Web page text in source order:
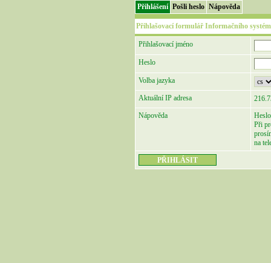
Přihlášení Pošli heslo Nápověda
Přihlašovací formulář Informačního
Přihlašovací jméno
Heslo
Volba jazyka
Aktuální IP adresa
Nápověda
Při
na